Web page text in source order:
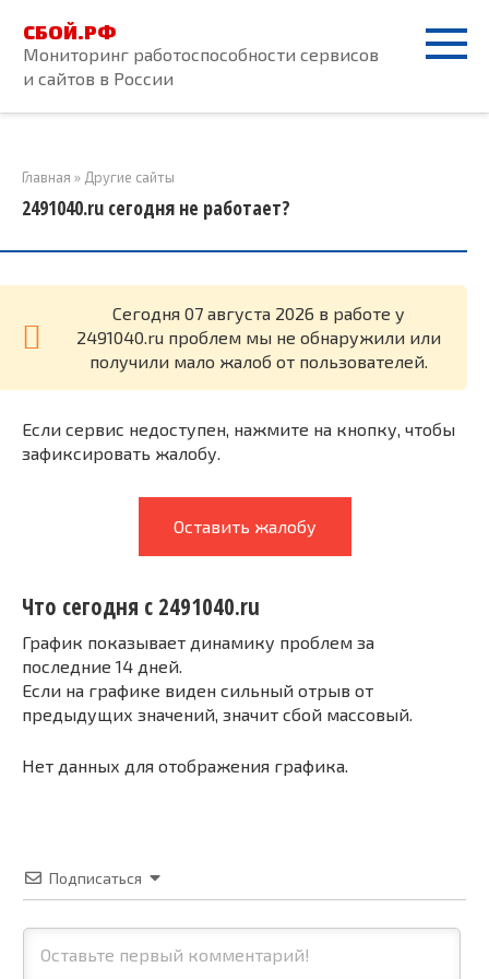
контенту
СБОЙ.РФ
Мониторинг работоспособности сервисов
и сайтов в России
Главная » Другие сайты
2491040.ru сегодня не работает?
Cегодня 07 августа 2026 в работе у
2491040.ru проблем мы не обнаружили или
получили мало жалоб от пользователей.
Если сервис недоступен, нажмите на кнопку, чтобы
зафиксировать жалобу.
Оставить жалобу
Что сегодня с 2491040.ru
График показывает динамику проблем за
последние 14 дней.
Если на графике виден сильный отрыв от
предыдущих значений, значит сбой массовый.
Нет данных для отображения графика.
Подписаться